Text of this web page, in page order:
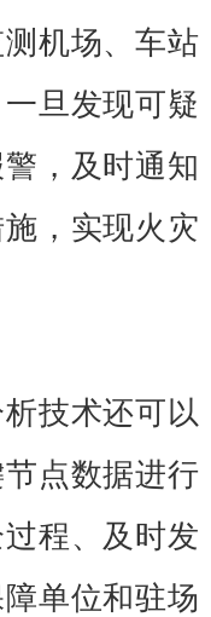
机场、车站
旦发现可疑
，及时通知
，实现火灾
技术还可以
点数据进行
程、及时发
单位和驻场